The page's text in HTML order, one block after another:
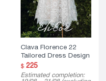
Clava Florence 22
Tailored Dress Design
$225
Estimated completion: